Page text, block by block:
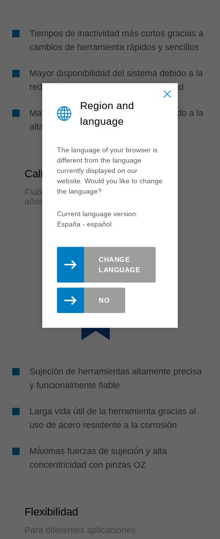
Tiempos de inactividad más cortos gracias a
cambios de herramienta rápidos y sencillos
Mayor disponibilidad del sistema debido a la
reducción de los tiempos de inactividad
Mayor vida útil de la herramienta debido a la
alta precisión de desviación
Calidad
Fiabilidad del proceso durante muchos
años
Sujeción de herramientas altamente precisa
y funcionalmente fiable
Larga vida útil de la herramienta gracias al
uso de acero resistente a la corrosión
Máximas fuerzas de sujeción y alta
concentricidad con pinzas OZ
Flexibilidad
Para diferentes aplicaciones
Region and
language
The language of your browser is
different from the language
currently displayed on our
website. Would you like to change
the language?
Current language version:
España - español
CHANGE
LANGUAGE
NO